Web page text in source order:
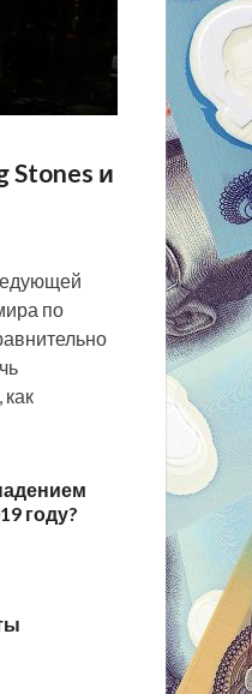
Stones и
по
году?